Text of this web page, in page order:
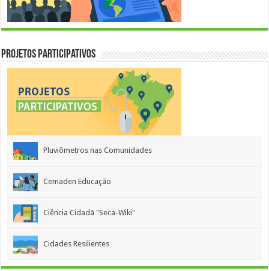
Projetos Participativos
Pluviômetros nas Comunidades
Cemaden Educação
Ciência Cidadã "Seca-Wiki"
Cidades Resilientes